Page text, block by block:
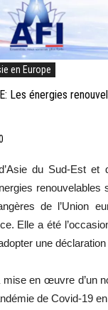
en Europe
Les énergies
du Sud-Est
renouvelables
de l’Union
Elle a été
une
mise en œuvre d’un
de Covid-19